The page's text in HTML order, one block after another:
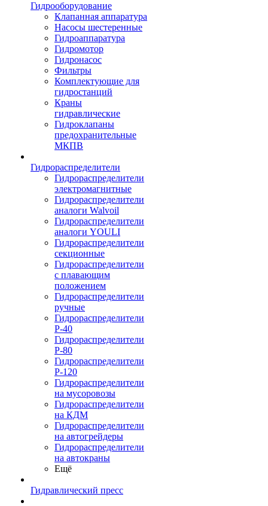
Гидрооборудование
Клапанная аппаратура
Насосы шестеренные
Гидроаппаратура
Гидромотор
Гидронасос
Фильтры
Комплектующие для
гидростанций
Краны
гидравлические
Гидроклапаны
предохранительные
МКПВ
Гидрораспределители
Гидрораспределители
электромагнитные
Гидрораспределители
аналоги Walvoil
Гидрораспределители
аналоги YOULI
Гидрораспределители
секционные
Гидрораспределители
с плавающим
положением
Гидрораспределители
ручные
Гидрораспределители
Р-40
Гидрораспределители
Р-80
Гидрораспределители
Р-120
Гидрораспределители
на мусоровозы
Гидрораспределители
на КДМ
Гидрораспределители
на автогрейдеры
Гидрораспределители
на автокраны
Ещё
Гидравлический пресс